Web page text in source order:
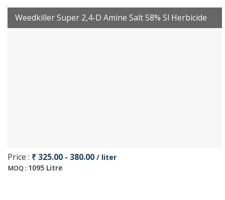
Weedkiller Super 2,4-D Amine Salt 58% Sl Herbicide
Price : ₹ 325.00 - 380.00 / liter
MOQ : 1095 Litre